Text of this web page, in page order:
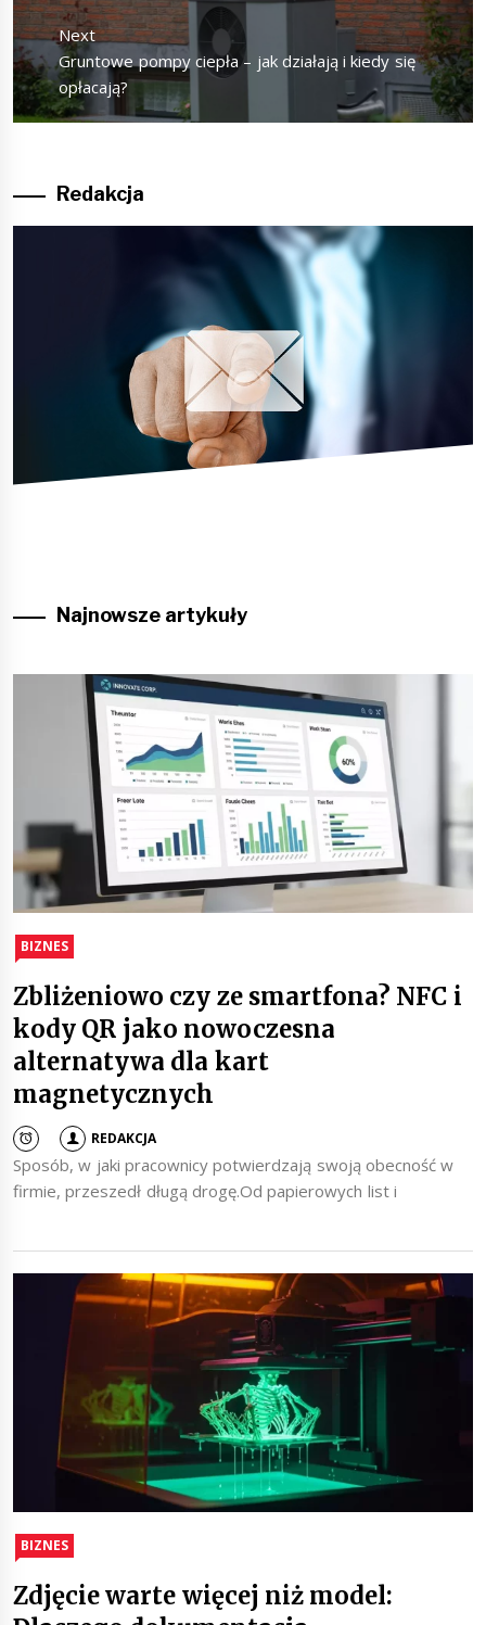
Next
Next
post:
Gruntowe pompy ciepła – jak działają i kiedy się
opłacają?
Redakcja
Najnowsze artykuły
BIZNES
Zbliżeniowo czy ze smartfona? NFC i
kody QR jako nowoczesna
alternatywa dla kart
magnetycznych
REDAKCJA
Sposób, w jaki pracownicy potwierdzają swoją obecność w
firmie, przeszedł długą drogę.Od papierowych list i
BIZNES
Zdjęcie warte więcej niż model: